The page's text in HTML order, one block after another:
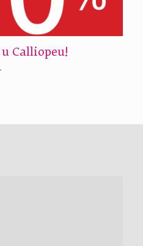
Calliopeu!